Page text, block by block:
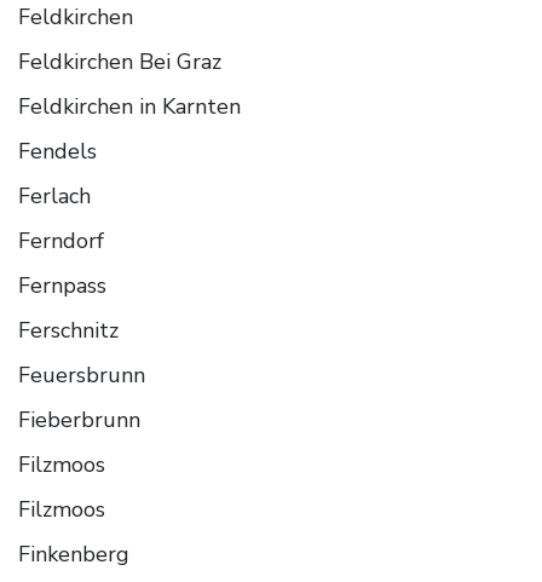
Feldkirchen
Feldkirchen Bei Graz
Feldkirchen in Karnten
Fendels
Ferlach
Ferndorf
Fernpass
Ferschnitz
Feuersbrunn
Fieberbrunn
Filzmoos
Filzmoos
Finkenberg